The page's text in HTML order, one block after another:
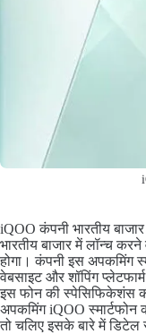
iQOO कंपनी भारतीय
भारतीय बाजार में लॉन्च
होगा। कंपनी इस अपकमिंग
वेबसाइट और शॉपिंग
इस फोन की स्पेसिफिकेशंस
अपकमिंग iQOO स्मार्टफोन
तो चलिए इसके बारे में